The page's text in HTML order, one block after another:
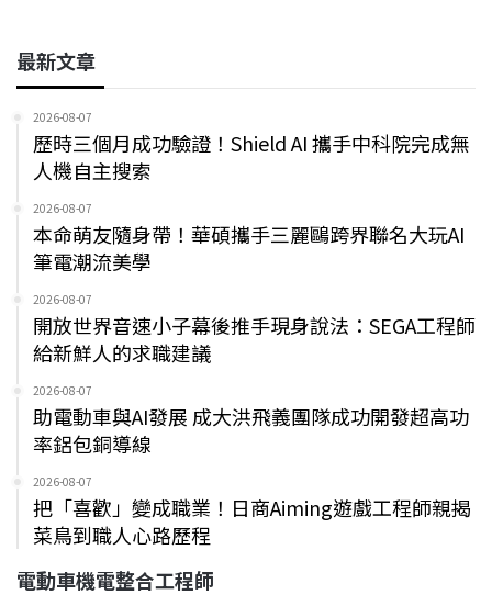
最新文章
2026-08-07
歷時三個月成功驗證！Shield AI 攜手中科院完成無
人機自主搜索
2026-08-07
本命萌友隨身帶！華碩攜手三麗鷗跨界聯名大玩AI
筆電潮流美學
2026-08-07
開放世界音速小子幕後推手現身說法：SEGA工程師
給新鮮人的求職建議
2026-08-07
助電動車與AI發展 成大洪飛義團隊成功開發超高功
率鋁包銅導線
2026-08-07
把「喜歡」變成職業！日商Aiming遊戲工程師親揭
菜鳥到職人心路歷程
電動車機電整合工程師